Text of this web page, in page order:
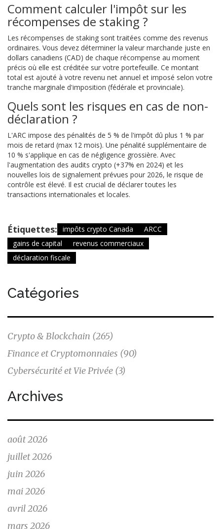
Comment calculer l'impôt sur les
récompenses de staking ?
Les récompenses de staking sont traitées comme des revenus
ordinaires. Vous devez déterminer la valeur marchande juste en
dollars canadiens (CAD) de chaque récompense au moment
précis où elle est créditée sur votre portefeuille. Ce montant
total est ajouté à votre revenu net annuel et imposé selon votre
tranche marginale d'imposition (fédérale et provinciale).
Quels sont les risques en cas de non-
déclaration ?
L'ARC impose des pénalités de 5 % de l'impôt dû plus 1 % par
mois de retard (max 12 mois). Une pénalité supplémentaire de
10 % s'applique en cas de négligence grossière. Avec
l'augmentation des audits crypto (+37% en 2024) et les
nouvelles lois de signalement prévues pour 2026, le risque de
contrôle est élevé. Il est crucial de déclarer toutes les
transactions internationales et locales.
Étiquettes: impôts crypto Canada
ARCC
gains de capital
revenus commerciaux
déclaration fiscale
Catégories
Crypto & Blockchain (265)
Finance et Cryptomonnaies (90)
Cybersécurité et Vie Privée (3)
Archives
août 2026
juillet 2026
juin 2026
mai 2026
avril 2026
mars 2026